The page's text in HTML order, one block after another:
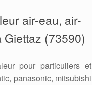
air-eau, air-
(73590)
pour particuliers et
panasonic, mitsubishi